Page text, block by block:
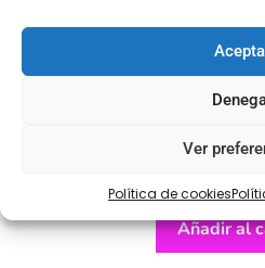
Ver
Política de cookies
€5,95
Añadir al